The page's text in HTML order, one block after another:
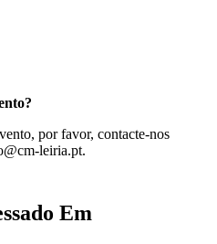
por favor, contacte-nos
leiria.pt.
Em